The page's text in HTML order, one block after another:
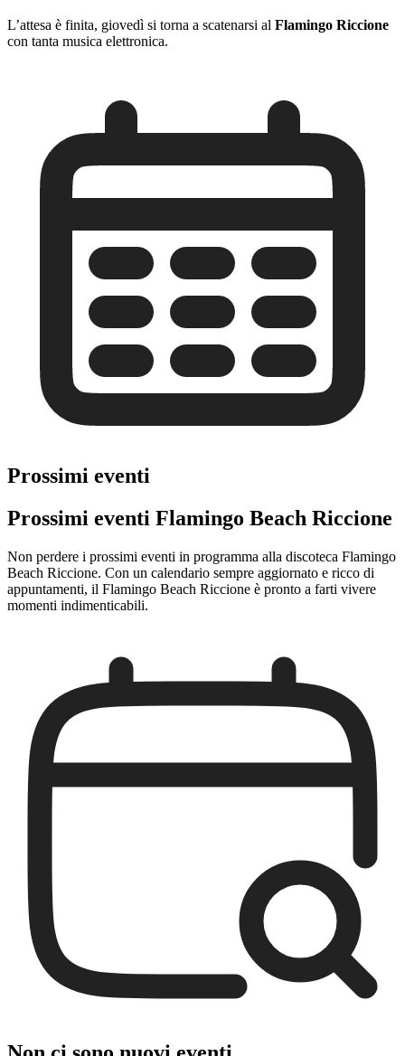
L’attesa è finita, giovedì si torna a scatenarsi al Flamingo Riccione
con tanta musica elettronica.
Prossimi eventi
Prossimi eventi Flamingo Beach Riccione
Non perdere i prossimi eventi in programma alla discoteca Flamingo
Beach Riccione. Con un calendario sempre aggiornato e ricco di
appuntamenti, il Flamingo Beach Riccione è pronto a farti vivere
momenti indimenticabili.